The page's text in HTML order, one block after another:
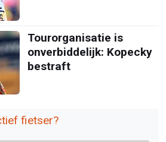
Tourorganisatie is
onverbiddelijk: Kopecky
bestraft
fietser?